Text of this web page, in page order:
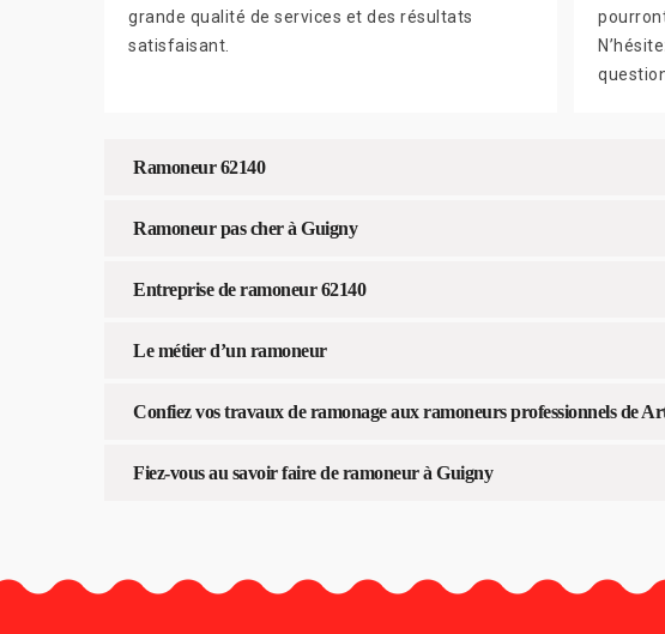
grande qualité de services et des résultats
satisfaisant.
Ramoneur 62140
Ramoneur pas cher à Guigny
Entreprise de ramoneur 62140
Le métier d’un ramoneur
Confiez vos travaux de ramonage aux ramoneurs professionnels de
Fiez-vous au savoir faire de ramoneur à Guigny